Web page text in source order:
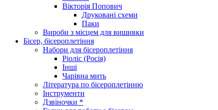
Вікторія Попович
Друковані схеми
Паки
Вироби з місцем для вишивки
Бісер, бісероплетіння
Набори для бісероплетіння
Ріоліс (Росія)
Інші
Чарівна мить
Література по бісероплетінню
Інструменти
Дзвіночки *